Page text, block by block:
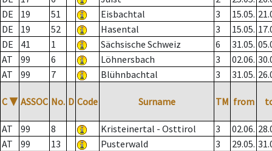
DE
19 51 Eisbachtal 3 15.05.
DE
19 52 Hasental 3 15.05.
DE
41 1 Sächsische Schweiz 6 31.05.
AT
99 6 Löhnersbach 3 02.06.
AT
99 7 Blühnbachtal 3 31.05.
C ▼ ASSOC No. D Code Surname TM from
AT 99 8 Kristeinertal - Osttirol 3 02.06.
AT
99 13 Pusterwald 3 29.05.